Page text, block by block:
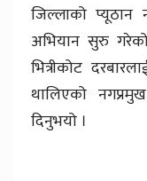
जिल्लाको प्यूठान
अभियान सुरु
भित्रीकोट
थालिएको
दिनुभयो ।